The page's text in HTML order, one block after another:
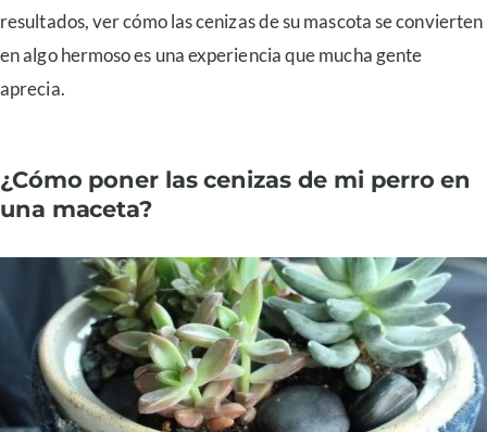
resultados, ver cómo las cenizas de su mascota se convierten
en algo hermoso es una experiencia que mucha gente
aprecia.
¿Cómo poner las cenizas de mi perro en
una maceta?